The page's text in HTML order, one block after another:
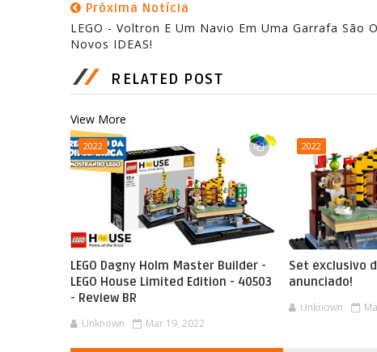
Próxima Notícia
LEGO - Voltron E Um Navio Em Uma Garrafa São
Novos IDEAS!
RELATED POST
View More
2022
LEGO Dagny Holm Master Builder -
LEGO House Limited Edition - 40503
- Review BR
Unknown Mar 19, 2022
2022
Set exclusivo
anunciado!
Unknown